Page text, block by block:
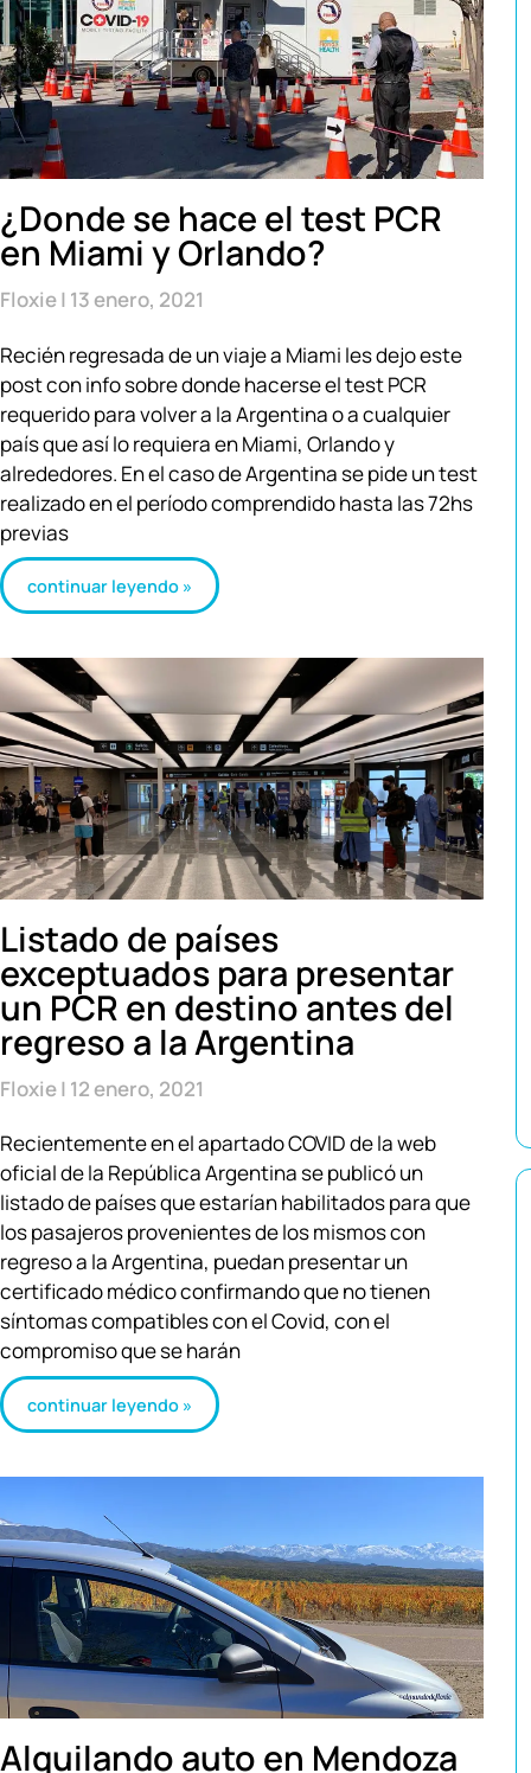
¿Donde se hace el test PCR
en Miami y Orlando?
Floxie 13 enero, 2021
Recién regresada de un viaje a Miami les dejo este
post con info sobre donde hacerse el test PCR
requerido para volver a la Argentina o a cualquier
país que así lo requiera en Miami, Orlando y
alrededores. En el caso de Argentina se pide un test
realizado en el período comprendido hasta las 72hs
previas
continuar leyendo »
Listado de países
exceptuados para presentar
un PCR en destino antes del
regreso a la Argentina
Floxie 12 enero, 2021
Recientemente en el apartado COVID de la web
oficial de la República Argentina se publicó un
listado de países que estarían habilitados para que
los pasajeros provenientes de los mismos con
regreso a la Argentina, puedan presentar un
certificado médico confirmando que no tienen
síntomas compatibles con el Covid, con el
compromiso que se harán
continuar leyendo »
Alquilando auto en Mendoza